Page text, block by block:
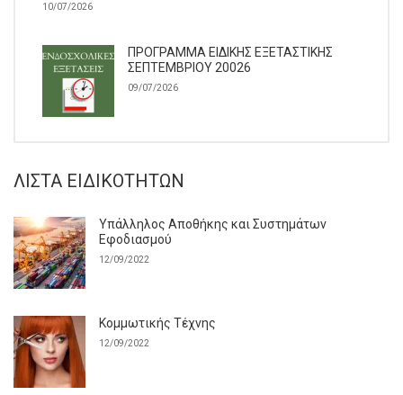
10/07/2026
ΠΡΟΓΡΑΜΜΑ ΕΙΔΙΚΗΣ ΕΞΕΤΑΣΤΙΚΗΣ
ΣΕΠΤΕΜΒΡΙΟΥ 20026
09/07/2026
ΛΊΣΤΑ ΕΙΔΙΚΟΤΉΤΩΝ
Υπάλληλος Αποθήκης και Συστημάτων
Εφοδιασμού
12/09/2022
Κομμωτικής Τέχνης
12/09/2022